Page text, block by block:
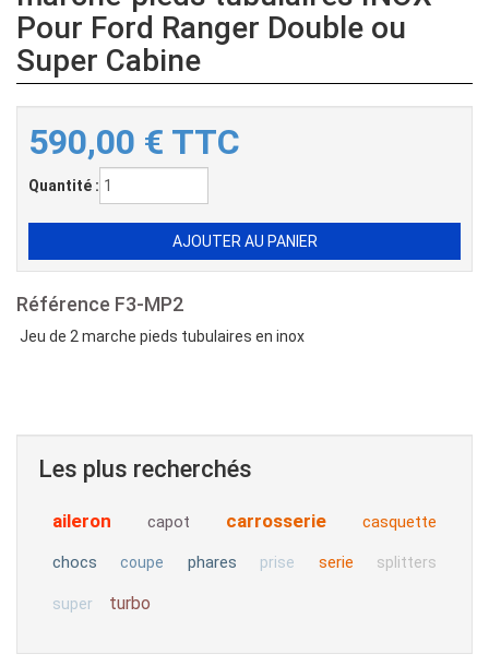
Pour Ford Ranger Double ou
Super Cabine
590,00 € TTC
Quantité :
Référence F3-MP2
Jeu de 2 marche pieds tubulaires en inox
Les plus recherchés
aileron capot carrosserie casquette
chocs coupe phares prise serie splitters
super turbo